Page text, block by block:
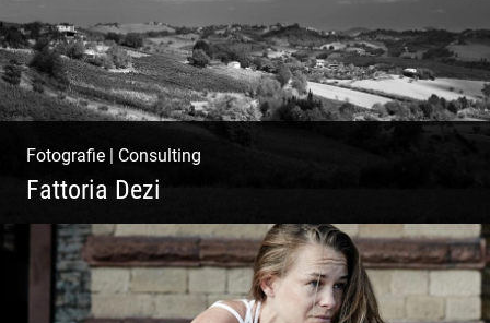
Fotografie | Consulting
Fattoria Dezi
Konzeption & Gestaltung |
Übersetzung & Medien | Fotografie &
Texting | Feine Weine